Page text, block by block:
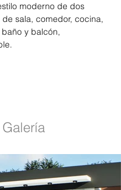
moderno de dos
de sala, comedor, cocina,
y balcón,
Galería